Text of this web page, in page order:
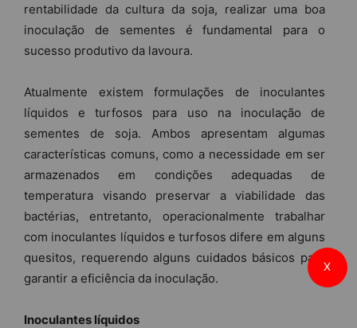
rentabilidade da cultura da soja, realizar uma boa
inoculação de sementes é fundamental para o
sucesso produtivo da lavoura.
Atualmente existem formulações de inoculantes
líquidos e turfosos para uso na inoculação de
sementes de soja. Ambos apresentam algumas
características comuns, como a necessidade em ser
armazenados em condições adequadas de
temperatura visando preservar a viabilidade das
bactérias, entretanto, operacionalmente trabalhar
com inoculantes líquidos e turfosos difere em alguns
quesitos, requerendo alguns cuidados básicos para
garantir a eficiência da inoculação.
Inoculantes líquidos
X